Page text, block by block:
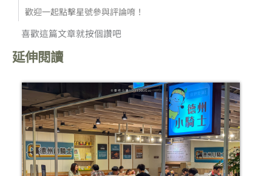
歡迎一起點擊星號參與評論唷！
喜歡這篇文章就按個讚吧
延伸閱讀